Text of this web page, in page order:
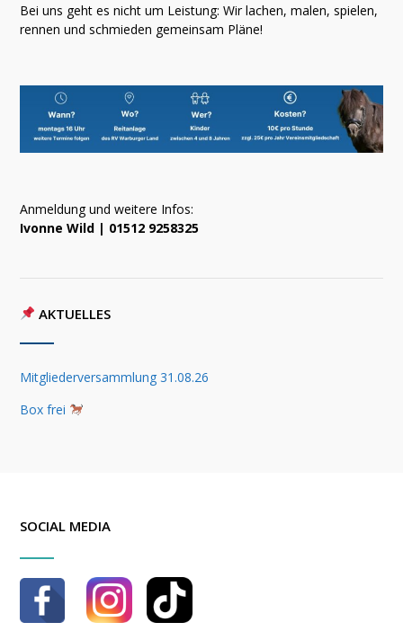
Bei uns geht es nicht um Leistung: Wir lachen, malen, spielen,
rennen und schmieden gemeinsam Pläne!
Anmeldung und weitere Infos:
Ivonne Wild | 01512 9258325
AKTUELLES
Mitgliederversammlung 31.08.26
Box frei
SOCIAL MEDIA